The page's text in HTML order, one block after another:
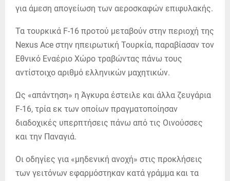
για άμεση απογείωση των αεροσκαφών επιφυλακής.
Τα τουρκικά F-16 προτού μεταβούν στην περιοχή της
Nexus Ace στην ηπειρωτική Τουρκία, παραβίασαν τον
Εθνικό Εναέριο Χώρο τραβώντας πάνω τους
αντίστοιχο αριθμό ελληνικών μαχητικών.
Ως «απάντηση» η Άγκυρα έστειλε και άλλα ζευγάρια
F-16, τρία εκ των οποίων πραγματοποίησαν
διαδοχικές υπερπτήσεις πάνω από τις Οινούσσες
και την Παναγιά.
Οι οδηγίες για «μηδενική ανοχή» στις προκλήσεις
των γειτόνων εφαρμόστηκαν κατά γράμμα και τα